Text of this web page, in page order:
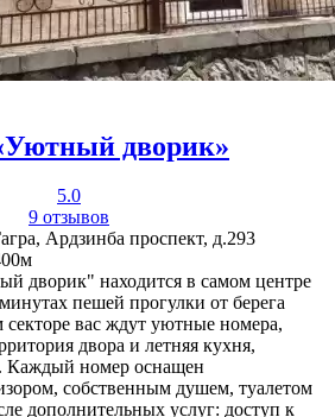
дворик»
5.0
9 отзывов
Ардзинба проспект, д.293
дворик" находится в самом центре
пешей прогулки от берега
вас ждут уютные номера,
двора и летняя кухня,
Каждый номер оснащен
собственным душем, туалетом
дополнительных услуг: доступ к